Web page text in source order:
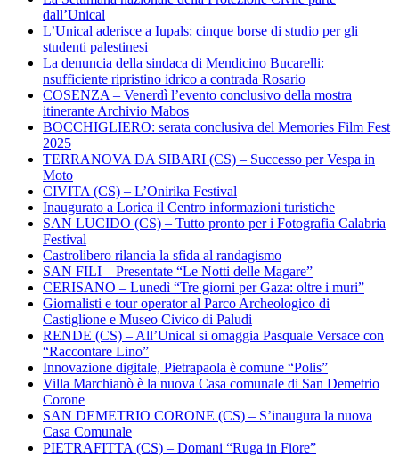
dall’Unical
L’Unical aderisce a Iupals: cinque borse di studio per gli
studenti palestinesi
La denuncia della sindaca di Mendicino Bucarelli:
nsufficiente ripristino idrico a contrada Rosario
COSENZA – Venerdì l’evento conclusivo della mostra
itinerante Archivio Mabos
BOCCHIGLIERO: serata conclusiva del Memories Film Fest
2025
TERRANOVA DA SIBARI (CS) – Successo per Vespa in
Moto
CIVITA (CS) – L’Onirika Festival
Inaugurato a Lorica il Centro informazioni turistiche
SAN LUCIDO (CS) – Tutto pronto per i Fotografia Calabria
Festival
Castrolibero rilancia la sfida al randagismo
SAN FILI – Presentate “Le Notti delle Magare”
CERISANO – Lunedì “Tre giorni per Gaza: oltre i muri”
Giornalisti e tour operator al Parco Archeologico di
Castiglione e Museo Civico di Paludi
RENDE (CS) – All’Unical si omaggia Pasquale Versace con
“Raccontare Lino”
Innovazione digitale, Pietrapaola è comune “Polis”
Villa Marchianò è la nuova Casa comunale di San Demetrio
Corone
SAN DEMETRIO CORONE (CS) – S’inaugura la nuova
Casa Comunale
PIETRAFITTA (CS) – Domani “Ruga in Fiore”